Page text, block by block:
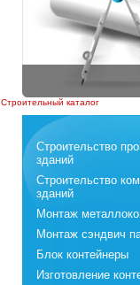
Строительство
зданий
Строительство
зданий
Монтаж
Монтаж сэндвич
Блок контейнеры
Изготовление
Строительный каталог